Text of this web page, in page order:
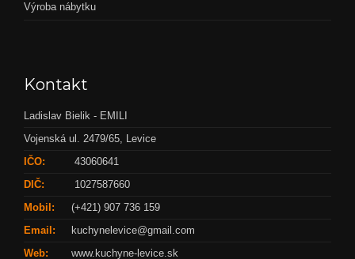
Výroba nábytku
Kontakt
Ladislav Bielik - EMILI
Vojenská ul. 2479/65, Levice
IČO:
43060641
DIČ:
1027587660
Mobil:
(+421) 907 736 159
Email:
kuchynelevice@gmail.com
Web:
www.kuchyne-levice.sk